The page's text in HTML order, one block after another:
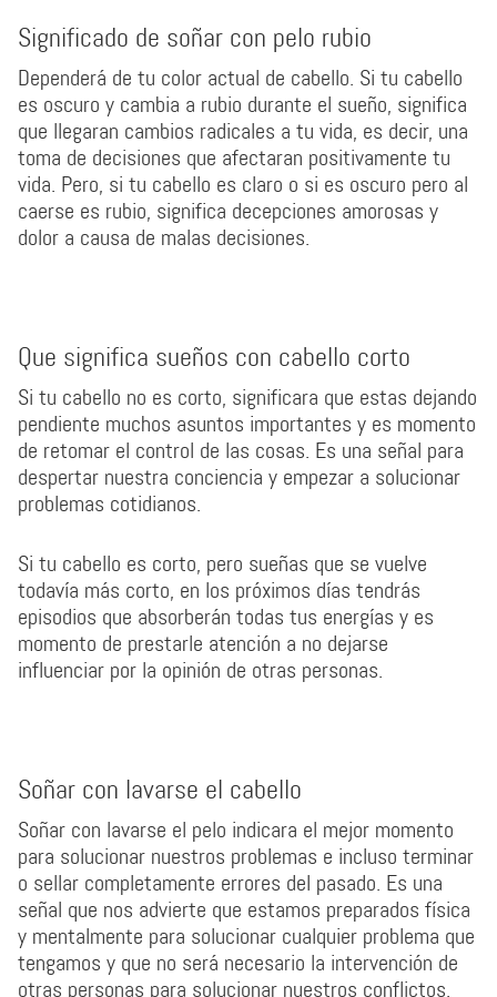
Significado de soñar con pelo rubio
Dependerá de tu color actual de cabello. Si tu cabello
es oscuro y cambia a rubio durante el sueño, significa
que llegaran cambios radicales a tu vida, es decir, una
toma de decisiones que afectaran positivamente tu
vida. Pero, si tu cabello es claro o si es oscuro pero al
caerse es rubio, significa decepciones amorosas y
dolor a causa de malas decisiones.
Que significa sueños con cabello corto
Si tu cabello no es corto, significara que estas dejando
pendiente muchos asuntos importantes y es momento
de retomar el control de las cosas. Es una señal para
despertar nuestra conciencia y empezar a solucionar
problemas cotidianos.
Si tu cabello es corto, pero sueñas que se vuelve
todavía más corto, en los próximos días tendrás
episodios que absorberán todas tus energías y es
momento de prestarle atención a no dejarse
influenciar por la opinión de otras personas.
Soñar con lavarse el cabello
Soñar con lavarse el pelo indicara el mejor momento
para solucionar nuestros problemas e incluso terminar
o sellar completamente errores del pasado. Es una
señal que nos advierte que estamos preparados física
y mentalmente para solucionar cualquier problema que
tengamos y que no será necesario la intervención de
otras personas para solucionar nuestros conflictos.